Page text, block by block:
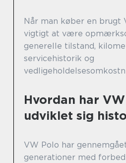
Når man køber en brugt
vigtigt at være
generelle tilstand,
servicehistorik og
Hvordan har
udviklet sig
VW Polo har
generationer med